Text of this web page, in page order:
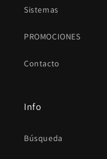
Sistemas
PROMOCIONES
Contacto
Info
Búsqueda